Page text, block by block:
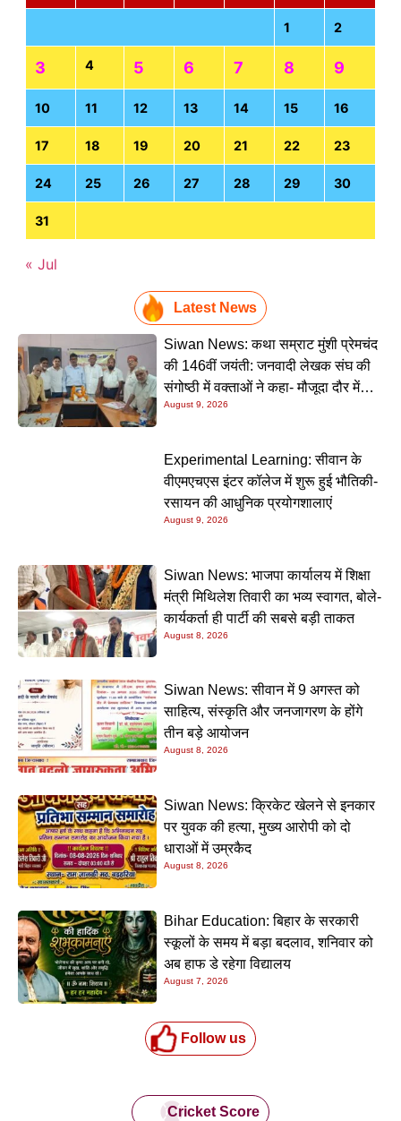
1 2
3 4 5 6 7 8 9
10 11 12 13 14 15 16
17 18 19 20 21 22 23
24 25 26 27 28 29 30
31
« Jul
Latest News
Siwan News: कथा सम्राट मुंशी प्रेमचंद
की 146वीं जयंती: जनवादी लेखक संघ की
संगोष्ठी में वक्ताओं ने कहा- मौजूदा दौर में
प्रेमचंद की रचनाएं और अधिक प्रासंगिक
August 9, 2026
Experimental Learning: सीवान के
वीएमएचएस इंटर कॉलेज में शुरू हुई भौतिकी-
रसायन की आधुनिक प्रयोगशालाएं
August 9, 2026
Siwan News: भाजपा कार्यालय में शिक्षा
मंत्री मिथिलेश तिवारी का भव्य स्वागत, बोले-
कार्यकर्ता ही पार्टी की सबसे बड़ी ताकत
August 8, 2026
Siwan News: सीवान में 9 अगस्त को
साहित्य, संस्कृति और जनजागरण के होंगे
तीन बड़े आयोजन
August 8, 2026
Siwan News: क्रिकेट खेलने से इनकार
पर युवक की हत्या, मुख्य आरोपी को दो
धाराओं में उम्रकैद
August 8, 2026
Bihar Education: बिहार के सरकारी
स्कूलों के समय में बड़ा बदलाव, शनिवार को
अब हाफ डे रहेगा विद्यालय
August 7, 2026
Follow us
Cricket Score